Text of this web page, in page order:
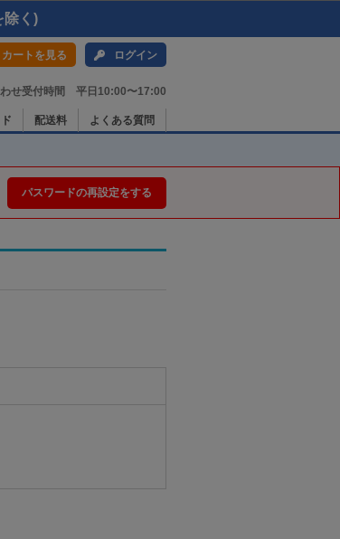
除く)
カートを見る ログイン
わせ受付時間 平日10:00〜17:00
配送料 よくある質問
パスワードの再設定をする